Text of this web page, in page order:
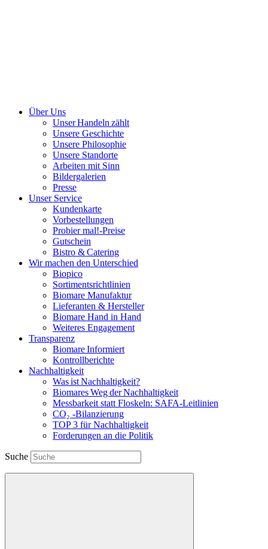
Über Uns
Unser Handeln zählt
Unsere Geschichte
Unsere Philosophie
Unsere Standorte
Arbeiten mit Sinn
Bildergalerien
Presse
Unser Service
Kundenkarte
Vorbestellungen
Probier mal!-Preise
Gutschein
Bistro & Catering
Wir machen den Unterschied
Biopico
Sortimentsrichtlinien
Biomare Manufaktur
Lieferanten & Hersteller
Biomare Hand in Hand
Weiteres Engagement
Transparenz
Biomare Informiert
Kontrollberichte
Nachhaltigkeit
Was ist Nachhaltigkeit?
Biomares Weg der Nachhaltigkeit
Messbarkeit statt Floskeln: SAFA-Leitlinien
CO₂ -Bilanzierung
TOP 3 für Nachhaltigkeit
Forderungen an die Politik
Suche